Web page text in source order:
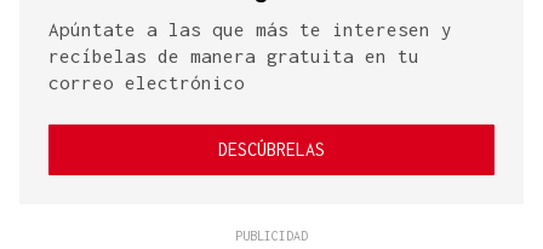
Apúntate a las que más te interesen y
recíbelas de manera gratuita en tu
correo electrónico
DESCÚBRELAS